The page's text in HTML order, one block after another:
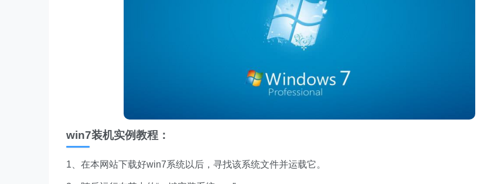
win7装机实例教程：
1、在本网站下载好win7系统以后，寻找该系统文件并运载它。